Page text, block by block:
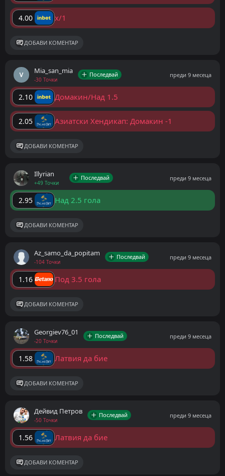
4.00 x/1
ДОБАВИ КОМЕНТАР
Mia_san_mia
-30 Точки
Последвай преди 9 месеца
2.10 Домакин/Над 1.5
2.05 Азиатски Хендикап: Домакин -1
ДОБАВИ КОМЕНТАР
Illyrian
+49 Точки
Последвай преди 9 месеца
2.95 Над 2.5 гола
ДОБАВИ КОМЕНТАР
Az_samo_da_popitam
-104 Точки
Последвай преди 9 месеца
1.16 Под 3.5 гола
ДОБАВИ КОМЕНТАР
Georgiev76_01
-20 Точки
Последвай преди 9 месеца
1.58 Латвия да бие
ДОБАВИ КОМЕНТАР
Дейвид Петров
-50 Точки
Последвай преди 9 месеца
1.56 Латвия да бие
ДОБАВИ КОМЕНТАР